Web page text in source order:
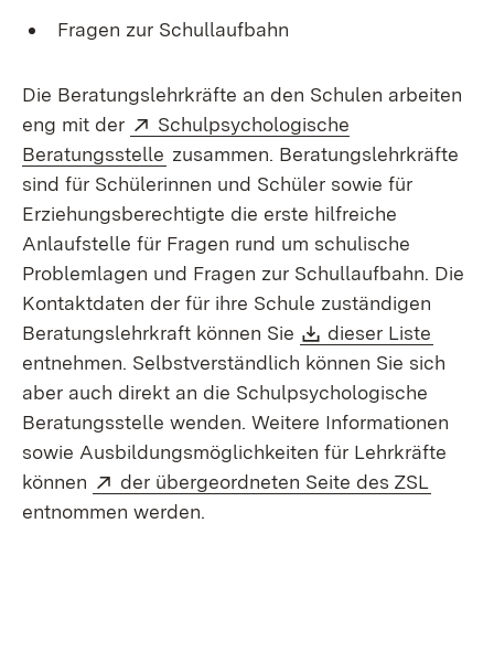
Fragen zur Schullaufbahn
Die Beratungslehrkräfte an den Schulen arbeiten
eng mit der
Extern:
Schulpsychologische
Beratungsstelle (Öffnet in neuem Fenster)
zusammen. Beratungslehrkräfte
sind für Schülerinnen und Schüler sowie für
Erziehungsberechtigte die erste hilfreiche
Anlaufstelle für Fragen rund um schulische
Problemlagen und Fragen zur Schullaufbahn. Die
Kontaktdaten der für ihre Schule zuständigen
Beratungslehrkraft können Sie
Download:
dieser Liste
entnehmen. Selbstverständlich können Sie sich
aber auch direkt an die Schulpsychologische
Beratungsstelle wenden. Weitere Informationen
sowie Ausbildungsmöglichkeiten für Lehrkräfte
können
Extern:
der übergeordneten Seite des ZSL
entnommen werden.